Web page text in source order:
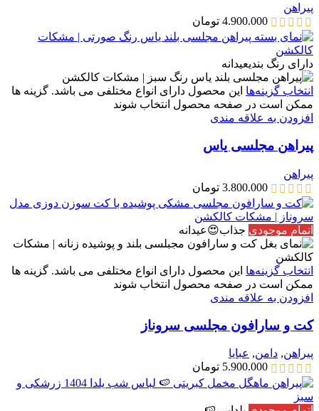
پیراهن
4.900.000 تومان
دارای رنگ بندیعیدانه
انتخاب گزینه‌ها این محصول دارای انواع مختلفی می باشد. گزینه ها
ممکن است در صفحه محصول انتخاب شوند
افزودن به علاقه مندی
پیراهن مجلسی یاس
پیراهن
3.800.000 تومان
اتمام موجودی جذاب😍عیدانه
انتخاب گزینه‌ها این محصول دارای انواع مختلفی می باشد. گزینه ها
ممکن است در صفحه محصول انتخاب شوند
افزودن به علاقه مندی
کت و سارافون مجلسی سروناز
پیراهن, دامن, عبایا
5.900.000 تومان